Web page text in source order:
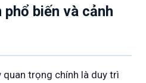
biến và cảnh
trọng chính là duy trì